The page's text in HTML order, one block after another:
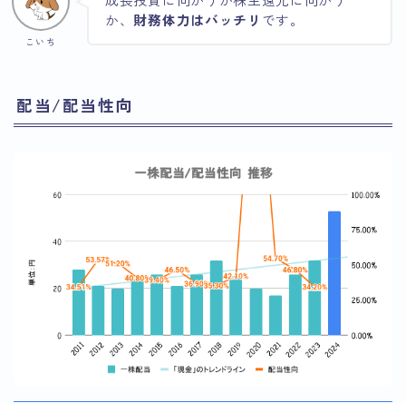
こいち
か、 財務体力はバッチリ です。
配当/配当性向